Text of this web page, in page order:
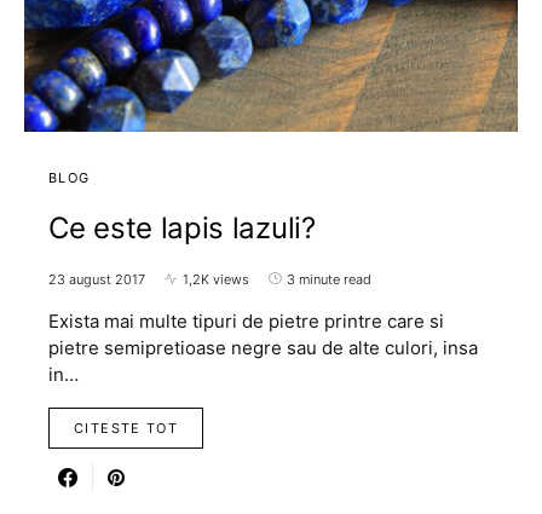
BLOG
Ce este lapis lazuli?
23 august 2017 1,2K views 3 minute read
Exista mai multe tipuri de pietre printre care si
pietre semipretioase negre sau de alte culori, insa
in…
CITESTE TOT